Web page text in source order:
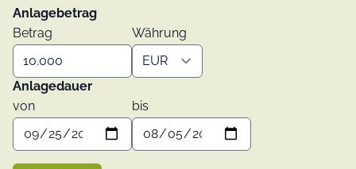
Anlagebetrag
Betrag
Währung
Anlagedauer
von
bis